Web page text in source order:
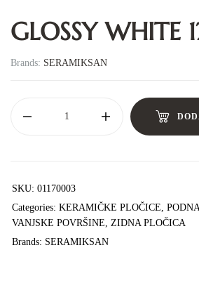
GLOSSY WHITE
Brands: SERAMIKSAN
SKU: 01170003
Categories: KERAMIČKE PLOČICE,
VANJSKE POVRŠINE, ZIDNA PLOČICA
Brands: SERAMIKSAN